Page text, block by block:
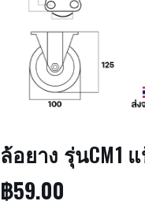
ล้อยาง รุ่นCM1
฿59.00